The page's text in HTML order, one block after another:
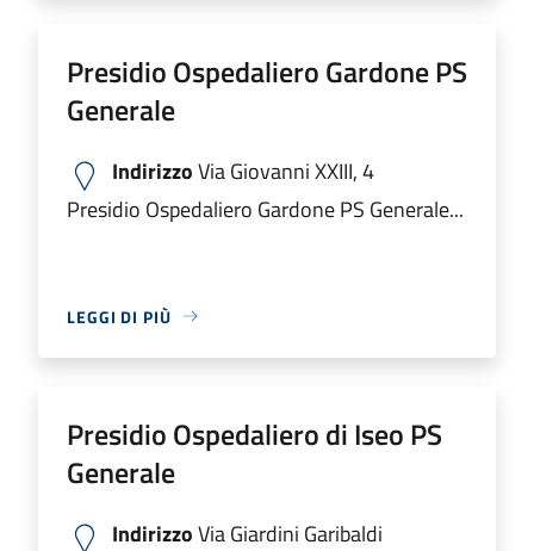
Presidio Ospedaliero Gardone PS
Generale
IndirizzoVia Giovanni XXIII, 4
Presidio Ospedaliero Gardone PS Generale...
LEGGI DI PIÙ
Presidio Ospedaliero di Iseo PS
Generale
IndirizzoVia Giardini Garibaldi